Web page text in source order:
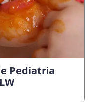
Pediatria